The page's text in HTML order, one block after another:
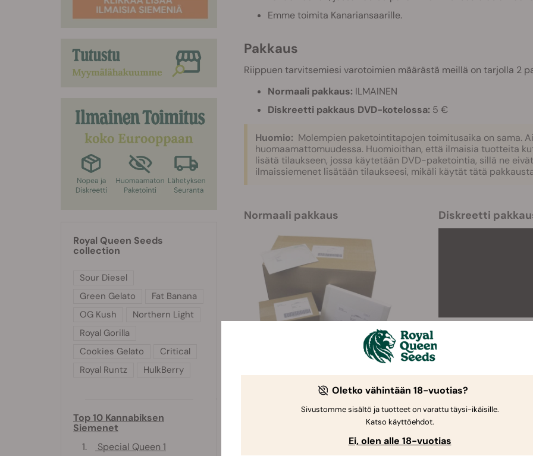
Emme toimita Kanariansaarille.
Pakkaus
Riippuen tarvitsemiesi varotoimien määrästä meillä on tarjolla 2
Normaali pakkaus: ILMAINEN
Diskreetti pakkaus DVD-kotelossa: 5 €
Huomio: Molempien paketointitapojen toimitusaika on sama.
huomaamattomuudessa. Huomioithan, että ilmaisia tuotteita
lisätä tilaukseen, jossa käytetään DVD-paketointia, sillä ne
ilmaissiemenet lisätään tilaukseesi, mikäli käytät tätä
Normaali pakkaus Diskreetti
Maat joihin toimitamme
Mikäli maatasi ei löydy listalta, tarkoittaa tämä, ettemme toimita
Itävalta
Liettua
Luxemburg
Royal Queen Seeds
collection
Sour Diesel
Green Gelato
Fat Banana
OG Kush
Northern Light
Royal Gorilla
Cookies Gelato
Critical
Royal Runtz
HulkBerry
Top 10 Kannabiksen
Siemenet
1.
Special Queen 1
Oletko vähintään 18-vuotias?
Sivustomme sisältö ja tuotteet on varattu täysi-ikäisille.
Katso käyttöehdot.
Ei, olen alle 18-vuotias